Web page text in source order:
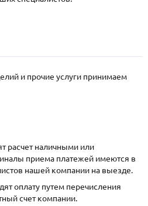
и прочие услуги принимаем
расчет наличными или
приема платежей имеются в
нашей компании на выезде.
оплату путем перечисления
счет компании.